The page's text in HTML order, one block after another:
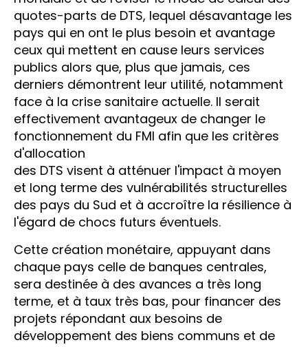
quotes-parts de DTS, lequel désavantage les
pays qui en ont le plus besoin et avantage
ceux qui mettent en cause leurs services
publics alors que, plus que jamais, ces
derniers démontrent leur utilité, notamment
face à la crise sanitaire actuelle. Il serait
effectivement avantageux de changer le
fonctionnement du FMI afin que les critères
d'allocation
des DTS visent à atténuer l'impact à moyen
et long terme des vulnérabilités structurelles
des pays du Sud et à accroître la résilience à
l'égard de chocs futurs éventuels.
Cette création monétaire, appuyant dans
chaque pays celle de banques centrales,
sera destinée à des avances a très long
terme, et à taux très bas, pour financer des
projets répondant aux besoins de
développement des biens communs et de